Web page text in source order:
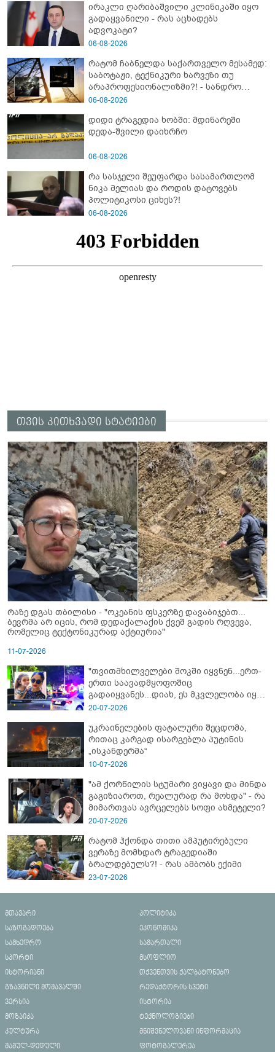
ირაკლი ღარიბაშვილი კლინიკაში იყო
გადაყვანილი - რას აცხადებს
ადვოკატი?
06-08-2026
რატომ ჩაბნელდა საქართველო მესამედ:
საბოტაჟი, ტექნიკური ხარვეზი თუ
არაპროფესიონალიზმი?! - სანდრო
თვალჭრელიძის ანალიზი
06-08-2026
დიდი ტრაგედია ხობში: მდინარეში
დედა-შვილი დაიხრჩო
06-08-2026
რა სასჯელი შეუფარდა სასამართლომ
ნიკა მელიას და როდის დატოვებს
პოლიტიკოსი ციხეს?!
06-08-2026
თვის კითხვადი სტატიები
რაზე დგას თბილისი - "ოკეანის ფსკერზე დავაბიჯებთ...
ბევრმა არ იცის, რომ დედაქალაქის ქვეშ გადის რღვევა,
რომელიც ტექტონიკურად აქტიურია"
11-07-2026
"თვითმხილველები შოკში იყვნენ...ერთ-
ერთი საავადმყოფოშიც
გადაიყვანეს...დიახ, ეს მკვლელობა იყო"
- გორში დატრიალებული ტრაგედიის
20-07-2026
უკრაინელების ფატალური შეცდომა,
რითაც კარგად ისარგებლა პუტინის
„ისკანდერმა“
10-07-2026
"ამ ქორწილის სტუმარი ვიყავი და მინდა
გაგიზიაროთ, რეალურად რა მოხდა" - რა
მიმართვას ავრცელებს სოფი ახმეტელი?
20-07-2026
რატომ ჰქონდა თითი ამპუტირებული
ვერაზე მომხდარ ტრაგედიაში
ბრალდებულს?! - რას ამბობს ექიმი
23-07-2026
მთავარი
პოლიტიკა
საზოგადოება
ეკონომიკა
სამხედრო
სამართალი
სპორტი
მსოფლიო
ისტორიანი
თქვენთვის ქალბატონებო
გზავნილი მომავალში
რედაქტორის სვეტი
ვერსია
ისტორია
მოზაიკა
ტექნოლოგიები
კულტურა
მნიშვნელოვანი ინფორმაცია
მამულ-დედული
ფოტოგალერეა